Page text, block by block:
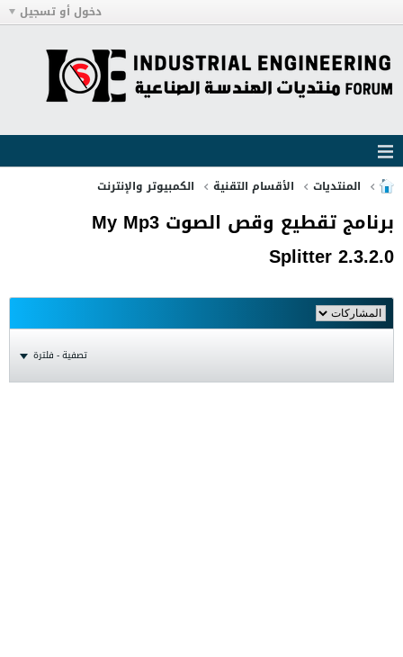
دخول أو تسجيل
المنتديات الأقسام التقنية الكمبيوتر والإنترنت
برنامج تقطيع وقص الصوت My Mp3
Splitter 2.3.2.0
تصفية - فلترة